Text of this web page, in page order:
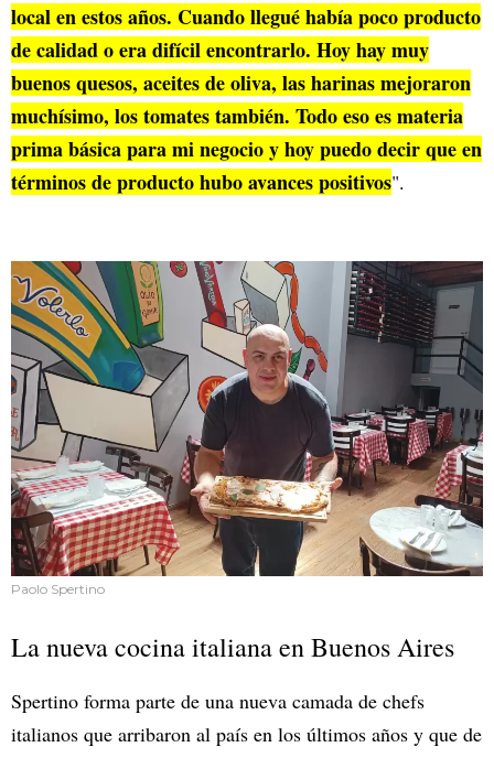
local en estos años. Cuando llegué había poco producto
de calidad o era difícil encontrarlo. Hoy hay muy
buenos quesos, aceites de oliva, las harinas mejoraron
muchísimo, los tomates también. Todo eso es materia
prima básica para mi negocio y hoy puedo decir que en
términos de producto hubo avances positivos".
Paolo Spertino
La nueva cocina italiana en Buenos Aires
Spertino forma parte de una nueva camada de chefs
italianos que arribaron al país en los últimos años y que de